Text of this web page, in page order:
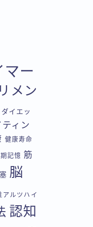
マー
メン
ダイエッ
ティン
健康寿命
記憶 筋
脳
アルツハイ
認知